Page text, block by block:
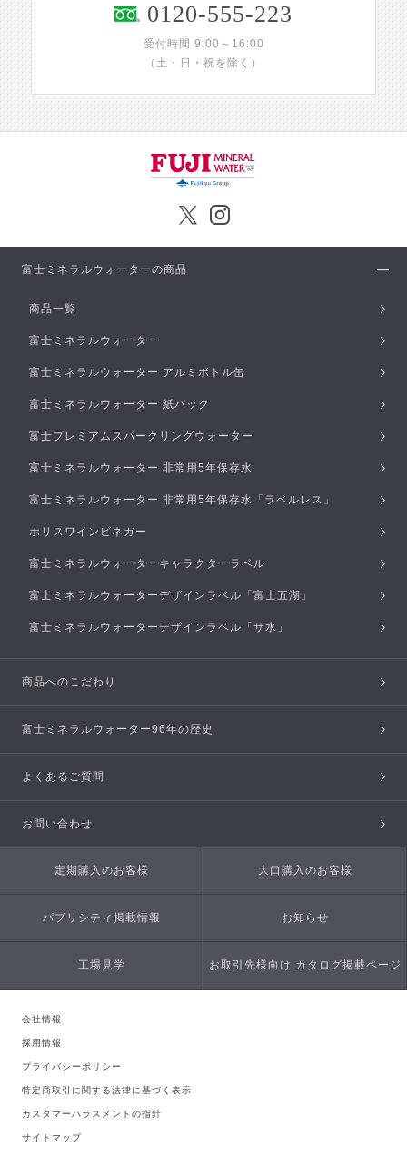
0120-555-223
受付時間 9:00～16:00
（土・日・祝を除く）
富士ミネラルウォーターの商品
商品一覧
富士ミネラルウォーター
富士ミネラルウォーター アルミボトル缶
富士ミネラルウォーター 紙パック
富士プレミアムスパークリングウォーター
富士ミネラルウォーター 非常用5年保存水
富士ミネラルウォーター 非常用5年保存水「ラベルレス」
ホリスワインビネガー
富士ミネラルウォーターキャラクターラベル
富士ミネラルウォーターデザインラベル「富士五湖」
富士ミネラルウォーターデザインラベル「サ水」
商品へのこだわり
富士ミネラルウォーター96年の歴史
よくあるご質問
お問い合わせ
定期購入のお客様 大口購入のお客様
パブリシティ掲載情報 お知らせ
工場見学 お取引先様向け カタログ掲載ページ
会社情報
採用情報
プライバシーポリシー
特定商取引に関する法律に基づく表示
カスタマーハラスメントの指針
サイトマップ